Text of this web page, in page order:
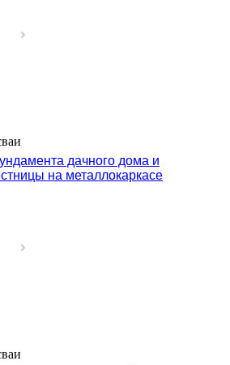
дачного дома и
на металлокаркасе